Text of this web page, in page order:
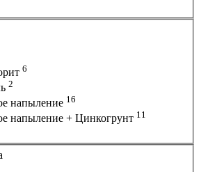
6
2
напыление 16
напыление + Цинкогрунт 11